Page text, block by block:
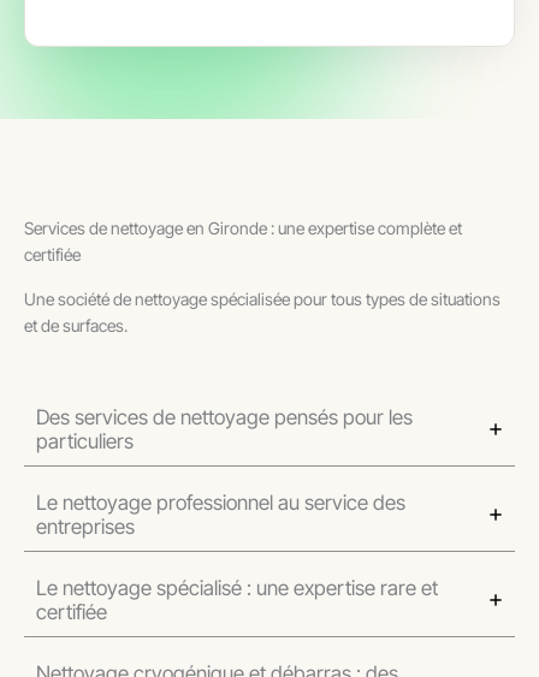
Services de nettoyage en Gironde : une expertise complète et
certifiée
Une société de nettoyage spécialisée pour tous types de situations
et de surfaces.
Des services de nettoyage pensés pour les
particuliers
Le nettoyage professionnel au service des
entreprises
Le nettoyage spécialisé : une expertise rare et
certifiée